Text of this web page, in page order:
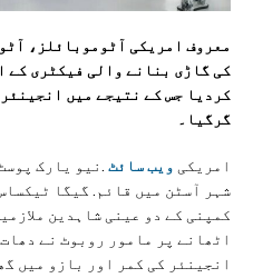
معروف امریکی آٹوموبائلز،
کی گاڑی بنانے والی فیکٹری کے
کردیا جس کے نتیجے میں
گرگیا۔
امریکی ویب سائٹ .نیو یارک
شہر آسٹن میں قائم. گیگا
کمپنی کے دو عینی شاہدین
اٹھانے پر مامور روبوٹ نے
انجینئر کی کمر اور بازو میں